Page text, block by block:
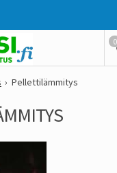
0
Pellettilämmitys